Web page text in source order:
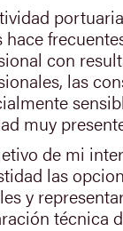
hace
con
las
muy
de mi
las
y
técnica